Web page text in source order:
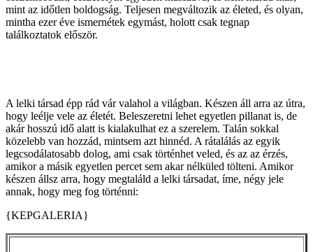
mint az időtlen boldogság. Teljesen megváltozik az életed, és olyan,
mintha ezer éve ismernétek egymást, holott csak tegnap
találkoztatok először.
A lelki társad épp rád vár valahol a világban. Készen áll arra az útra,
hogy leélje vele az életét. Beleszeretni lehet egyetlen pillanat is, de
akár hosszú idő alatt is kialakulhat ez a szerelem. Talán sokkal
közelebb van hozzád, mintsem azt hinnéd. A rátalálás az egyik
legcsodálatosabb dolog, ami csak történhet veled, és az az érzés,
amikor a másik egyetlen percet sem akar nélküled tölteni. Amikor
készen állsz arra, hogy megtaláld a lelki társadat, íme, négy jele
annak, hogy meg fog történni:
{KEPGALERIA}